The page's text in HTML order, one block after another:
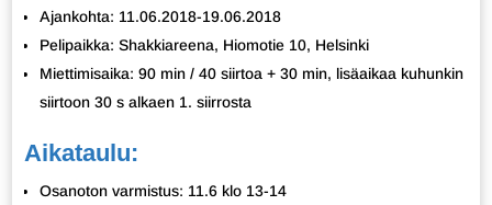
Ajankohta: 11.06.2018-19.06.2018
Pelipaikka: Shakkiareena, Hiomotie 10, Helsinki
Miettimisaika: 90 min / 40 siirtoa + 30 min, lisäaikaa kuhunkin
siirtoon 30 s alkaen 1. siirrosta
Aikataulu:
Osanoton varmistus: 11.6 klo 13-14